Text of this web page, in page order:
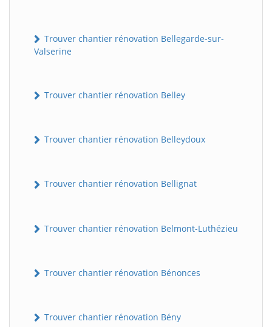
Trouver chantier rénovation Bellegarde-sur-
Valserine
Trouver chantier rénovation Belley
Trouver chantier rénovation Belleydoux
Trouver chantier rénovation Bellignat
Trouver chantier rénovation Belmont-Luthézieu
Trouver chantier rénovation Bénonces
Trouver chantier rénovation Bény